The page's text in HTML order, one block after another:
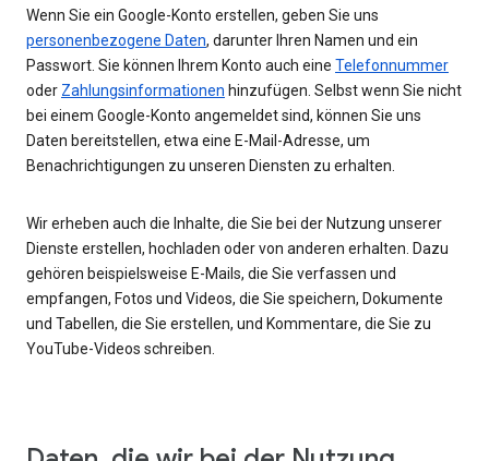
Wenn Sie ein Google-Konto erstellen, geben Sie uns
personenbezogene Daten, darunter Ihren Namen und ein
Passwort. Sie können Ihrem Konto auch eine Telefonnummer
oder Zahlungsinformationen hinzufügen. Selbst wenn Sie nicht
bei einem Google-Konto angemeldet sind, können Sie uns
Daten bereitstellen, etwa eine E-Mail-Adresse, um
Benachrichtigungen zu unseren Diensten zu erhalten.
Wir erheben auch die Inhalte, die Sie bei der Nutzung unserer
Dienste erstellen, hochladen oder von anderen erhalten. Dazu
gehören beispielsweise E-Mails, die Sie verfassen und
empfangen, Fotos und Videos, die Sie speichern, Dokumente
und Tabellen, die Sie erstellen, und Kommentare, die Sie zu
YouTube-Videos schreiben.